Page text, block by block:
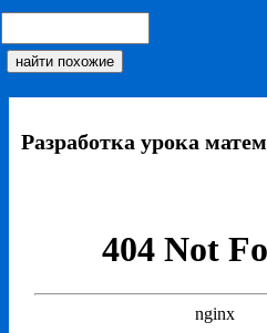
Разработка урока